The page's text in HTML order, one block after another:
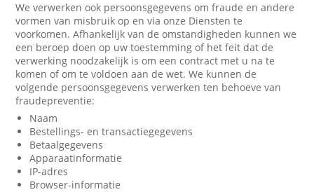
We verwerken ook persoonsgegevens om fraude en andere
vormen van misbruik op en via onze Diensten te
voorkomen. Afhankelijk van de omstandigheden kunnen we
een beroep doen op uw toestemming of het feit dat de
verwerking noodzakelijk is om een contract met u na te
komen of om te voldoen aan de wet. We kunnen de
volgende persoonsgegevens verwerken ten behoeve van
fraudepreventie:
Naam
Bestellings- en transactiegegevens
Betaalgegevens
Apparaatinformatie
IP-adres
Browser-informatie